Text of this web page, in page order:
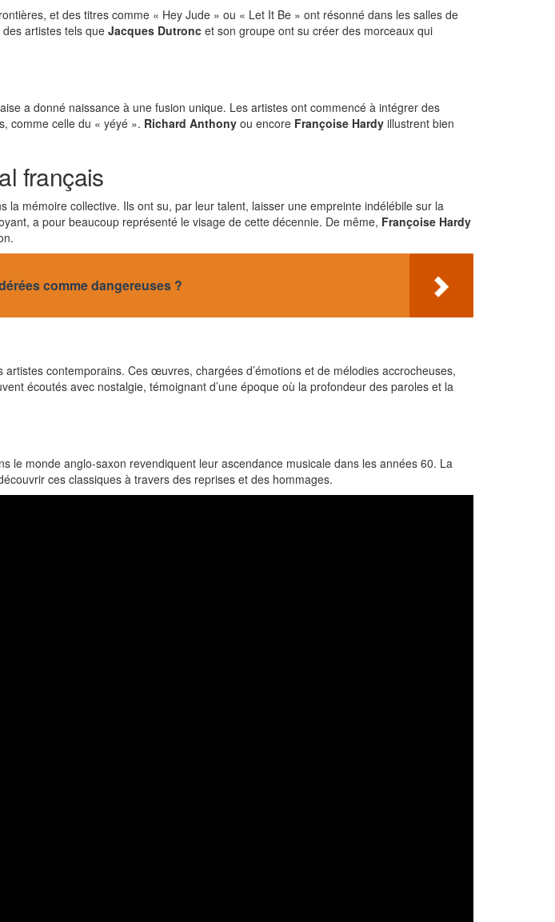
et des titres comme « Hey Jude » ou « Let It Be » ont résonné dans les salles de
artistes tels que Jacques Dutronc et son groupe ont su créer des morceaux qui
a donné naissance à une fusion unique. Les artistes ont commencé à intégrer des
comme celle du « yéyé ». Richard Anthony ou encore Françoise Hardy illustrent bien
français
mémoire collective. Ils ont su, par leur talent, laisser une empreinte indélébile sur la
a pour beaucoup représenté le visage de cette décennie. De même, Françoise Hardy
comme dangereuses ?
contemporains. Ces œuvres, chargées d’émotions et de mélodies accrocheuses,
écoutés avec nostalgie, témoignant d’une époque où la profondeur des paroles et la
le monde anglo-saxon revendiquent leur ascendance musicale dans les années 60. La
ces classiques à travers des reprises et des hommages.